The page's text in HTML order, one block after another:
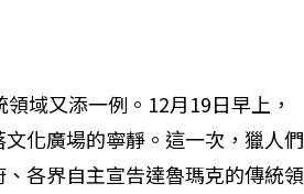
域又添一例。12月19日早上，
化廣場的寧靜。這一次，獵人們
各界自主宣告達魯瑪克的傳統領